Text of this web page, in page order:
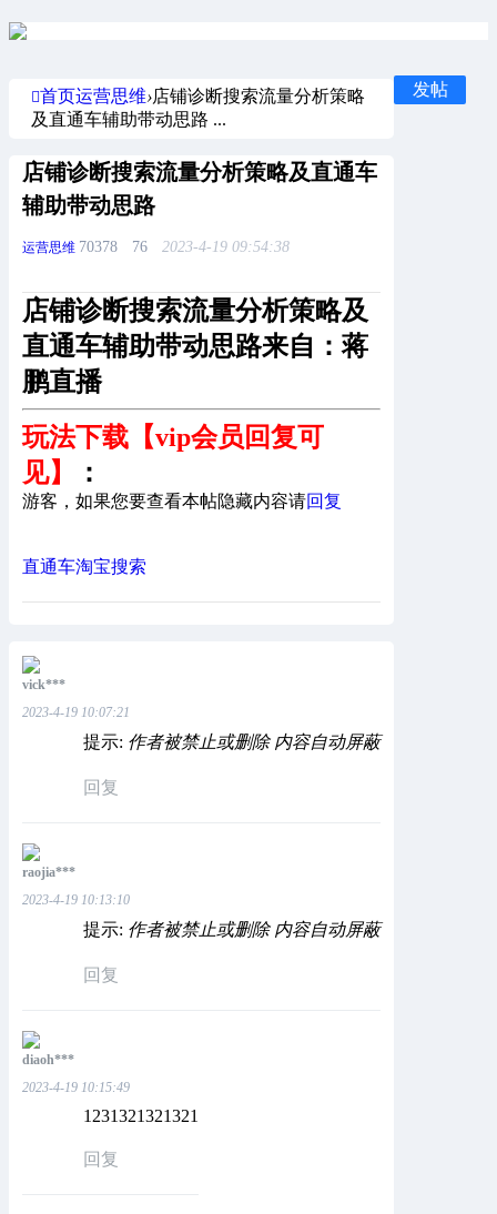
发帖
首页运营思维›店铺诊断搜索流量分析策略
及直通车辅助带动思路 ...
店铺诊断搜索流量分析策略及直通车
辅助带动思路
运营思维 70378 76 2023-4-19 09:54:38
店铺诊断搜索流量分析策略及
直通车辅助带动思路来自：蒋
鹏直播
玩法下载【vip会员回复可
见】
：
游客，如果您要查看本帖隐藏内容请回复
直通车淘宝搜索
vick***
2023-4-19 10:07:21
提示: 作者被禁止或删除 内容自动屏蔽
回复
raojia***
2023-4-19 10:13:10
提示: 作者被禁止或删除 内容自动屏蔽
回复
diaoh***
2023-4-19 10:15:49
1231321321321
回复